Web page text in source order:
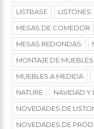
LISTBASE
LISTONES
MESAS DE COMEDOR
MESAS REDONDAS
MONTAJE DE MUEBLES
MUEBLES A MEDIDA
NATURE
NAVIDAD Y
NOVEDADES DE
NOVEDADES DE